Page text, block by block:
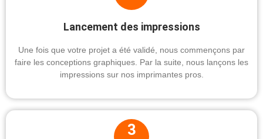
Lancement des impressions
Une fois que votre projet a été validé, nous commençons par
faire les conceptions graphiques. Par la suite, nous lançons les
impressions sur nos imprimantes pros.
3